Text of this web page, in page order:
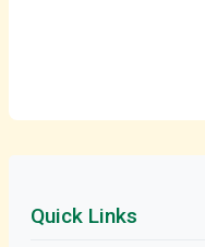
Quick Links